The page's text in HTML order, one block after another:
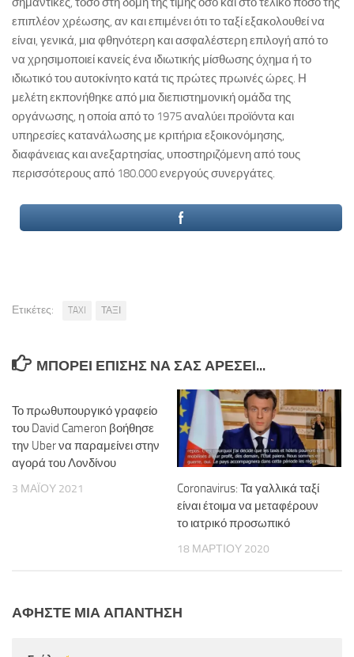
επιπλέον χρέωσης, αν και επιμένει ότι το ταξί εξακολουθεί να
είναι, γενικά, μια φθηνότερη και ασφαλέστερη επιλογή από το
να χρησιμοποιεί κανείς ένα ιδιωτικής μίσθωσης όχημα ή το
ιδιωτικό του αυτοκίνητο κατά τις πρώτες πρωινές ώρες. Η
μελέτη εκπονήθηκε από μια διεπιστημονική ομάδα της
οργάνωσης, η οποία από το 1975 αναλύει προϊόντα και
υπηρεσίες κατανάλωσης με κριτήρια εξοικονόμησης,
διαφάνειας και ανεξαρτησίας, υποστηριζόμενη από τους
περισσότερους από 180.000 ενεργούς συνεργάτες.
Ετικέτες: TAXI ΤΑΞΙ
ΜΠΟΡΕΊ ΕΠΊΣΗΣ ΝΑ ΣΑΣ ΑΡΈΣΕΙ...
Το πρωθυπουργικό γραφείο
του David Cameron βοήθησε
την Uber να παραμείνει στην
αγορά του Λονδίνου
3 ΜΑΪ́ΟΥ 2021
Coronavirus: Τα γαλλικά ταξί
είναι έτοιμα να μεταφέρουν
το ιατρικό προσωπικό
18 ΜΑΡΤΊΟΥ 2020
ΑΦΉΣΤΕ ΜΙΑ ΑΠΆΝΤΗΣΗ